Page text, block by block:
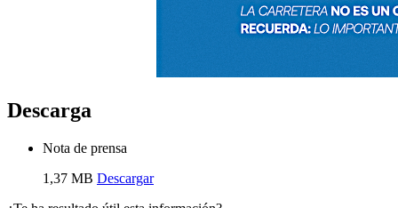
Descarga
Nota de prensa
1,37 MB Descargar